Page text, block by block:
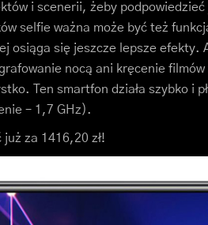
i scenerii, żeby podpowiedzieć
selfie ważna może być też
osiąga się jeszcze lepsze efekty.
nocą ani kręcenie filmów
Ten smartfon działa szybko i
– 1,7 GHz).
za 1416,20 zł!